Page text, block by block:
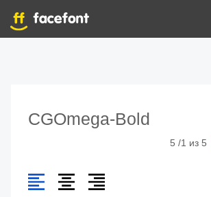
CGOmega-Bold
5 /1 из 5